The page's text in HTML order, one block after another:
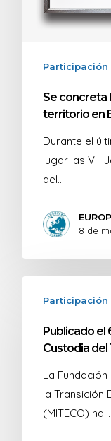
Participación
Se concreta
territorio en
Durante el
lugar las VIII
del…
8 de
Participación
Publicado el
Custodia del
La
la Transición
(MITECO) ha…